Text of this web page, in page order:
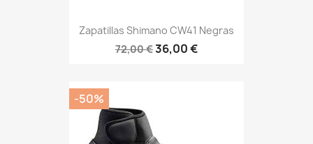
Zapatillas Shimano CW41 Negras
72,00 €36,00 €
-50%